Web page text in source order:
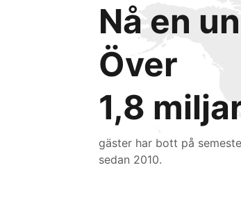
Nå en
Över
1,8
gäster har bott på
sedan 2010.